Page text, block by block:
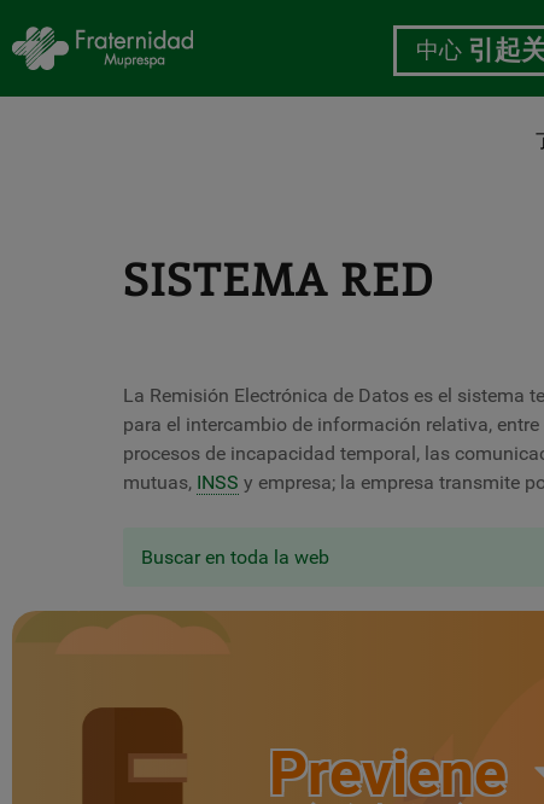
中心 引起
SISTEMA RED
La Remisión Electrónica de Datos es el sistema
para el intercambio de información relativa,
procesos de incapacidad temporal, las
mutuas, INSS y empresa; la empresa transmite
Buscar en toda la web
Previene